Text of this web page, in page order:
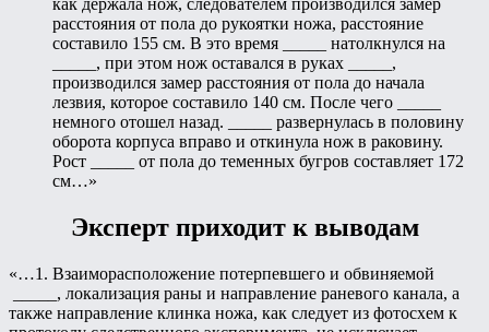
как держала нож, следователем производился замер
расстояния от пола до рукоятки ножа, расстояние
составило 155 см. В это время _____ натолкнулся на
_____, при этом нож оставался в руках _____,
производился замер расстояния от пола до начала
лезвия, которое составило 140 см. После чего _____
немного отошел назад. _____ развернулась в половину
оборота корпуса вправо и откинула нож в раковину.
Рост _____ от пола до теменных бугров составляет 172
см…»
Эксперт приходит к выводам
«…1. Взаиморасположение потерпевшего и обвиняемой
_____, локализация раны и направление раневого канала, а
также направление клинка ножа, как следует из фотосхем к